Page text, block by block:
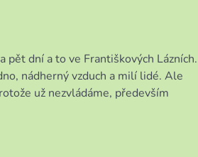
pět dní a to ve Františkových Lázních.
nádherný vzduch a milí lidé. Ale
už nezvládáme, především